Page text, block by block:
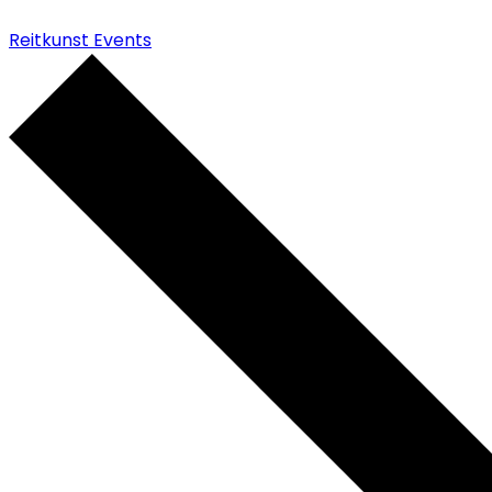
Reitkunst Events